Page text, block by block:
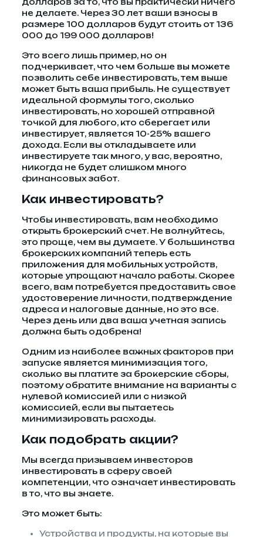
не делаете. Через 30 лет ваши взносы в
размере 100 долларов будут стоить от 136
000 до 199 000 долларов!
Это всего лишь пример, но он
подчеркивает, что чем больше вы можете
позволить себе инвестировать, тем выше
может быть ваша прибыль. Не существует
идеальной формулы того, сколько
инвестировать, но хорошей отправной
точкой для любого, кто сберегает или
инвестирует, является 10-25% вашего
дохода. Если вы откладываете или
инвестируете так много, у вас, вероятно,
никогда не будет слишком много
финансовых забот.
Как инвестировать?
Чтобы инвестировать, вам необходимо
открыть брокерский счет. Не волнуйтесь,
это проще, чем вы думаете. У большинства
брокерских компаний теперь есть
приложения для мобильных устройств,
которые упрощают начало работы. Скорее
всего, вам потребуется предоставить свое
удостоверение личности, подтверждение
адреса и налоговые данные, но это все.
Через день или два ваша учетная запись
должна быть одобрена!
Одним из наиболее важных факторов при
запуске является минимизация того,
сколько вы платите за брокерские сборы,
поэтому обратите внимание на варианты с
нулевой комиссией или с низкой
комиссией, если вы пытаетесь
минимизировать расходы.
Как подобрать акции?
Мы всегда призываем инвесторов
инвестировать в сферу своей
компетенции, что означает инвестировать
в то, что вы знаете.
Это может быть:
Устройства и продукты, на которые вы